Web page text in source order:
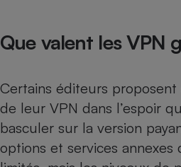
Que valent les VPN
Certains éditeurs
de leur VPN dans l’espoir
basculer sur la version
options et services annexes